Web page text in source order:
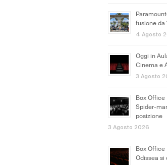
fusione da
4 Agosto
Oggi in
Cinema e
3 Agosto
Box Office
Spider-
posizione
3 Agosto 2026
Box Office
Odissea si